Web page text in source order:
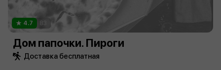
4.7 83
Дом папочки. Пироги
Доставка бесплатная